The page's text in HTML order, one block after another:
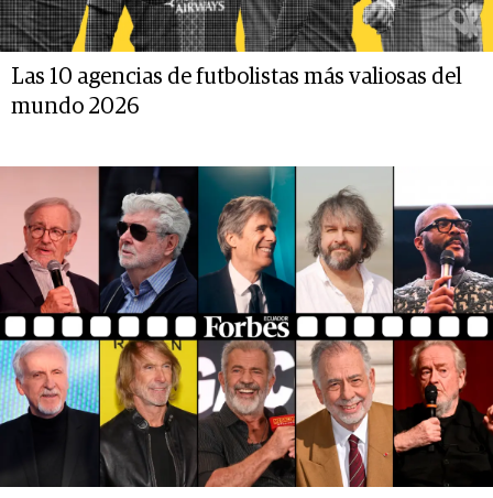
Las 10 agencias de futbolistas más valiosas del
mundo 2026